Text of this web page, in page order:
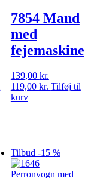
7854 Mand
med
fejemaskine
139,00kr.
Den
oprindelige
119,00 kr. Den
Tilføj til
kurv
Tilbud -15 %